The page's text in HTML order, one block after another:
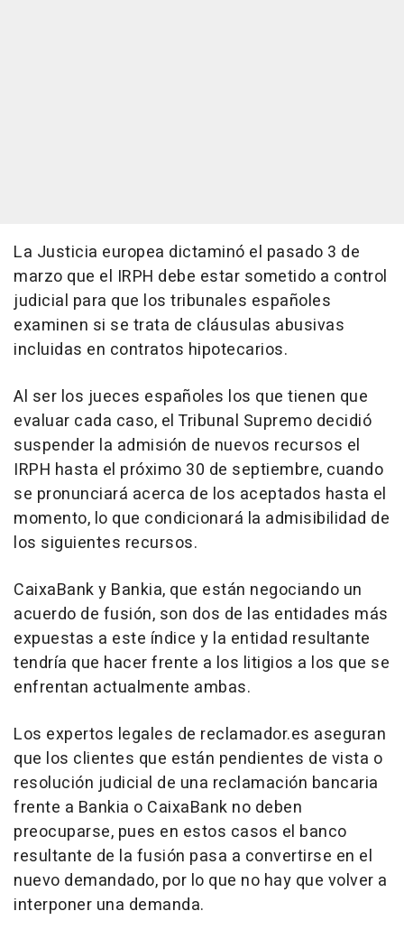
La Justicia europea dictaminó el pasado 3 de
marzo que el IRPH debe estar sometido a control
judicial para que los tribunales españoles
examinen si se trata de cláusulas abusivas
incluidas en contratos hipotecarios.
Al ser los jueces españoles los que tienen que
evaluar cada caso, el Tribunal Supremo decidió
suspender la admisión de nuevos recursos el
IRPH hasta el próximo 30 de septiembre, cuando
se pronunciará acerca de los aceptados hasta el
momento, lo que condicionará la admisibilidad de
los siguientes recursos.
CaixaBank y Bankia, que están negociando un
acuerdo de fusión, son dos de las entidades más
expuestas a este índice y la entidad resultante
tendría que hacer frente a los litigios a los que se
enfrentan actualmente ambas.
Los expertos legales de reclamador.es aseguran
que los clientes que están pendientes de vista o
resolución judicial de una reclamación bancaria
frente a Bankia o CaixaBank no deben
preocuparse, pues en estos casos el banco
resultante de la fusión pasa a convertirse en el
nuevo demandado, por lo que no hay que volver a
interponer una demanda.